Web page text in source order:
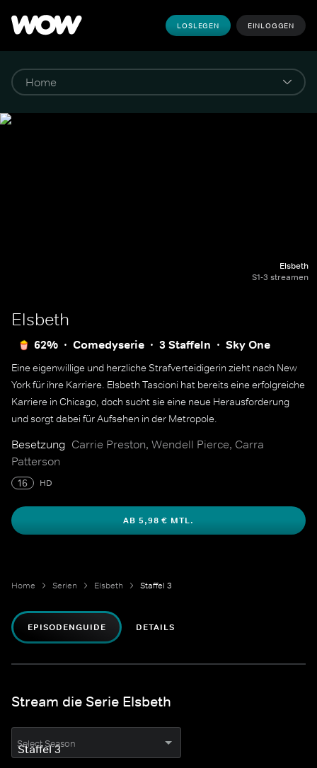
LOSLEGEN EINLOGGEN
Elsbeth
S1-3 streamen
Elsbeth
62% Comedyserie 3 Staffeln Sky One
Eine eigenwillige und herzliche Strafverteidigerin zieht nach New
York für ihre Karriere. Elsbeth Tascioni hat bereits eine erfolgreiche
Karriere in Chicago, doch sucht sie eine neue Herausforderung
und sorgt dabei für Aufsehen in der Metropole.
Besetzung Carrie Preston, Wendell Pierce, Carra
Patterson
16 HD
AB 5,98 € MTL.
Home Serien Elsbeth Staffel 3
EPISODENGUIDE DETAILS
Stream die Serie Elsbeth
Select Season